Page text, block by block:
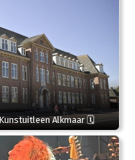
Alkmaar 🗓